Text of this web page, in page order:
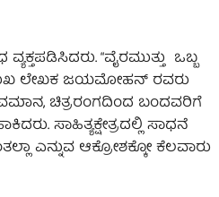
“ವೈರಮುತ್ತು ಒಬ್ಬ
ಲೇಖಕ ಜಯಮೋಹನ್ ರವರು
ಚಿತ್ರರಂಗದಿಂದ ಬಂದವರಿಗೆ
ಸಾಹಿತ್ಯಕ್ಷೇತ್ರದಲ್ಲಿ ಸಾಧನೆ
ಎನ್ನುವ ಆಕ್ರೋಶಕ್ಕೋ ಕೆಲವಾರು